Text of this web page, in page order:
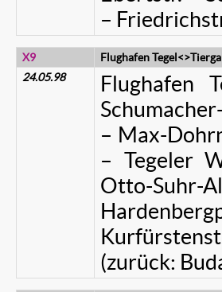
–
X9
Flughafen
24.05.98
Flughafen
– Max-
– Tegeler
Otto-Suhr-
(zurück: